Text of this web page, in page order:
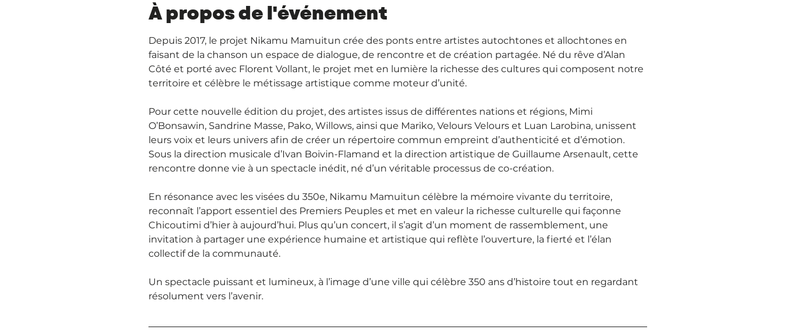
À propos de l'événement
Depuis 2017, le projet Nikamu Mamuitun crée des ponts entre artistes autochtones et allochtones en
faisant de la chanson un espace de dialogue, de rencontre et de création partagée. Né du rêve d’Alan
Côté et porté avec Florent Vollant, le projet met en lumière la richesse des cultures qui composent notre
territoire et célèbre le métissage artistique comme moteur d’unité.
Pour cette nouvelle édition du projet, des artistes issus de différentes nations et régions, Mimi
O’Bonsawin, Sandrine Masse, Pako, Willows, ainsi que Mariko, Velours Velours et Luan Larobina, unissent
leurs voix et leurs univers afin de créer un répertoire commun empreint d’authenticité et d’émotion.
Sous la direction musicale d’Ivan Boivin-Flamand et la direction artistique de Guillaume Arsenault, cette
rencontre donne vie à un spectacle inédit, né d’un véritable processus de co-création.
En résonance avec les visées du 350e, Nikamu Mamuitun célèbre la mémoire vivante du territoire,
reconnaît l’apport essentiel des Premiers Peuples et met en valeur la richesse culturelle qui façonne
Chicoutimi d’hier à aujourd’hui. Plus qu’un concert, il s’agit d’un moment de rassemblement, une
invitation à partager une expérience humaine et artistique qui reflète l’ouverture, la fierté et l’élan
collectif de la communauté.
Un spectacle puissant et lumineux, à l’image d’une ville qui célèbre 350 ans d’histoire tout en regardant
résolument vers l’avenir.